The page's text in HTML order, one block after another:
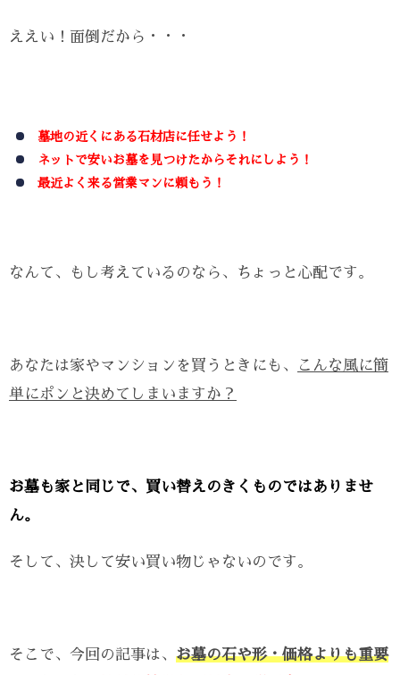
ええい！面倒だから・・・
墓地の近くにある石材店に任せよう！
ネットで安いお墓を見つけたからそれにしよう！
最近よく来る営業マンに頼もう！
なんて、もし考えているのなら、ちょっと心配です。
あなたは家やマンションを買うときにも、
こんな風に簡
単にポンと決めてしまいますか？
お墓も家と同じで、買い替えのきくものではありませ
ん。
そして、決して安い買い物じゃないのです。
そこで、今回の記事は、 お墓の石や形・価格よりも重要